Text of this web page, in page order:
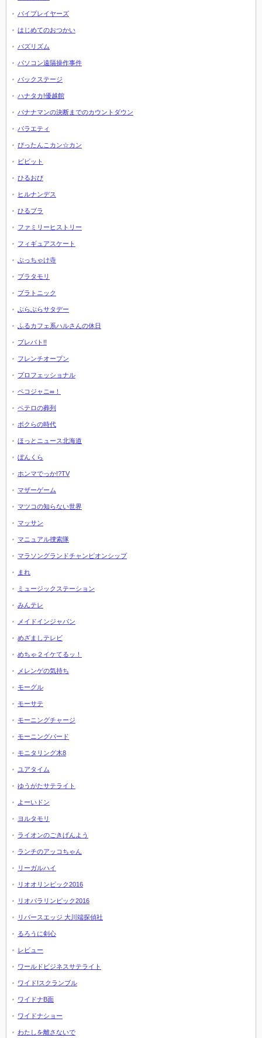
バイプレイヤーズ
はじめてのおつかい
バズリズム
パソコン遠隔操作事件
バックステージ
ハナタカ!優越館
バナナマンの決断までのカウントダウン
バラエティ
ぴったんこカン☆カン
ビビット
ひるおび
ヒルナンデス
ひるブラ
ファミリーヒストリー
フィギュアスケート
ぶっちゃけ寺
ブラタモリ
プラトニック
ぶらぶらサタデー
ふるカフェ系ハルさんの休日
プレバト!!
フレンチオープン
プロフェッショナル
ペコジャニ∞！
ペテロの葬列
ボクらの時代
ほっとニュース北海道
ぼんくら
ホンマでっか!?TV
マザーゲーム
マツコの知らない世界
マッサン
マニュアル捜索隊
マラソングランドチャンピオンシップ
まれ
ミュージックステーション
みんテレ
メイドインジャパン
めざましテレビ
めちゃ２イケてるッ！
メレンゲの気持ち
モーグル
モーサテ
モーニングチャージ
モーニングバード
モニタリング木8
ユアタイム
ゆうがたサテライト
よーいドン
ヨルタモリ
ライオンのごきげんよう
ランチのアッコちゃん
リーガルハイ
リオオリンピック2016
リオパラリンピック2016
リバースエッジ 大川端探偵社
るろうに剣心
レビュー
ワールドビジネスサテライト
ワイド!スクランブル
ワイドナB面
ワイドナショー
わたしを離さないで